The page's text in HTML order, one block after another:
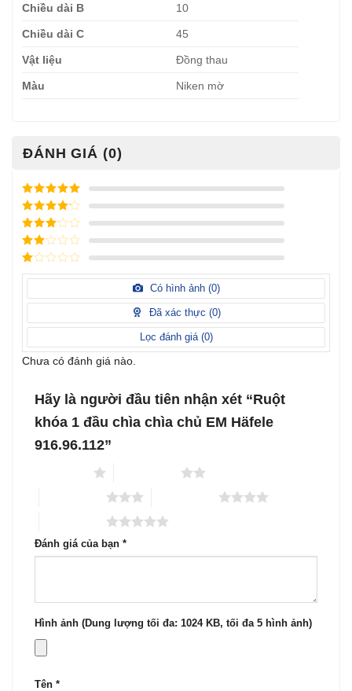
Chiều dài B 10
Chiều dài C 45
Vật liệu Đồng thau
Màu Niken mờ
ĐÁNH GIÁ (0)
Được xếp
hạng
5
sao
Được xếp
hạng
sao
Được
xếp
hạng3
5 sao
Được
hạng
sao
Được
1
sao
Có hình ảnh (0)
Đã xác thực (0)
Lọc đánh giá (0)
Chưa có đánh giá nào.
Hãy là người đầu tiên nhận xét “Ruột
khóa 1 đầu chìa chìa chủ EM Häfele
916.96.112”
Đánh giá của bạn *
Hình ảnh (Dung lượng tối đa: 1024 KB, tối đa 5 hình ảnh)
Tên *